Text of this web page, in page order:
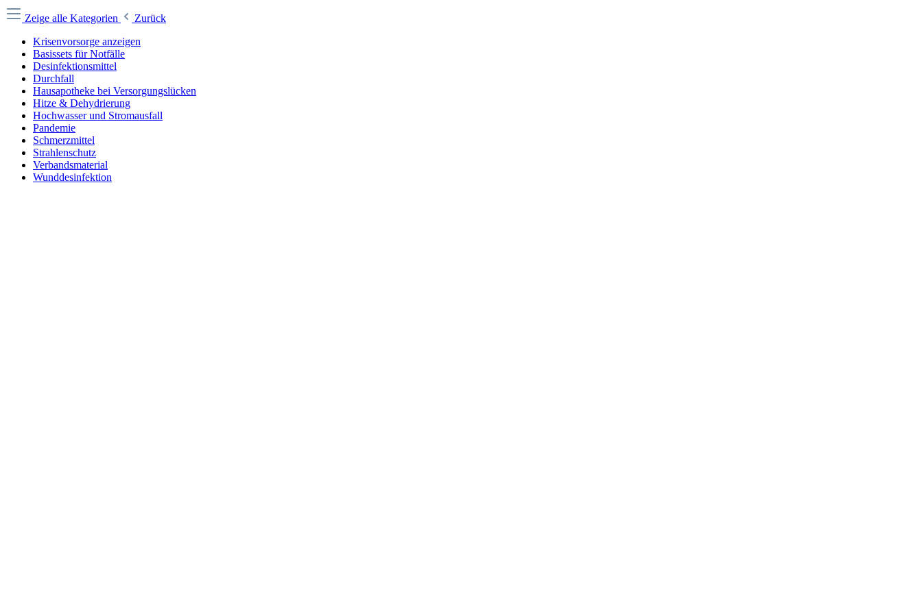
Zeige alle Kategorien
Zurück
Krisenvorsorge anzeigen
Basissets für Notfälle
Desinfektionsmittel
Durchfall
Hausapotheke bei Versorgungslücken
Hitze & Dehydrierung
Hochwasser und Stromausfall
Pandemie
Schmerzmittel
Strahlenschutz
Verbandsmaterial
Wunddesinfektion